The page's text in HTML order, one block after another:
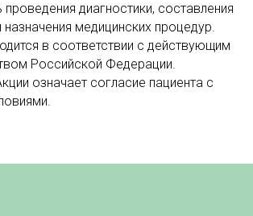
диагностики, составления
назначения медицинских процедур.
в соответствии с действующим
Российской Федерации.
означает согласие пациента с